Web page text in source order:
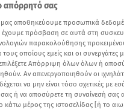
απόρρητό σας
μας αποθηκεύουμε προσωπικά
έχουμε πρόσβαση σε αυτά στη
παρακολούθησης
οποίους εμείς και οι
Απόρριψη όλων όλων ή
Αν απενεργοποιηθούν οι
να μην είναι τόσο σχετικές με
σας ή να αποσύρετε τη συναίνεσή
κάτω μέρος της ιστοσελίδας [ή το